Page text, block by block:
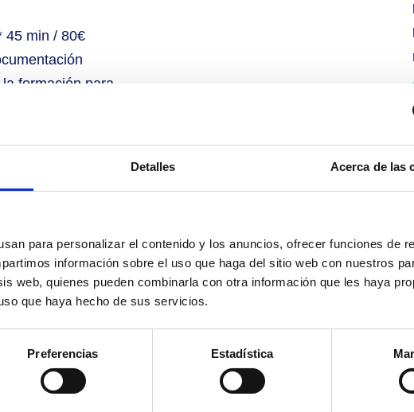
Detalles Acerca de las
para personalizar el contenido y los anuncios, ofrecer funciones de
información sobre el uso que haga del sitio web con nuestros
web, quienes pueden combinarla con otra información que les haya
que haya hecho de sus servicios.
Preferencias Estadística
45 min / 80€
formación para
saber que talleres presenciales impartimos?
Talleres
del anillo de la M-30 se aplica suplemento por transporte. Consultar según zona